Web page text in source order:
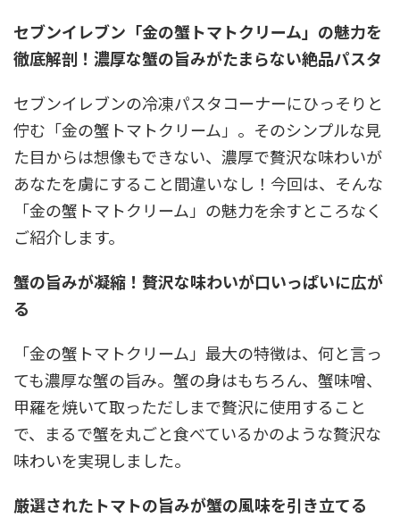
セブンイレブン「金の蟹トマトクリーム」の魅力を
徹底解剖！濃厚な蟹の旨みがたまらない絶品パスタ
セブンイレブンの冷凍パスタコーナーにひっそりと
佇む「金の蟹トマトクリーム」。そのシンプルな見
た目からは想像もできない、濃厚で贅沢な味わいが
あなたを虜にすること間違いなし！今回は、そんな
「金の蟹トマトクリーム」の魅力を余すところなく
ご紹介します。
蟹の旨みが凝縮！贅沢な味わいが口いっぱいに広が
る
「金の蟹トマトクリーム」最大の特徴は、何と言っ
ても濃厚な蟹の旨み。蟹の身はもちろん、蟹味噌、
甲羅を焼いて取っただしまで贅沢に使用すること
で、まるで蟹を丸ごと食べているかのような贅沢な
味わいを実現しました。
厳選されたトマトの旨みが蟹の風味を引き立てる